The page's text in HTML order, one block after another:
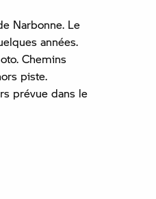
Narbonne. Le
années.
Chemins
piste.
prévue dans le